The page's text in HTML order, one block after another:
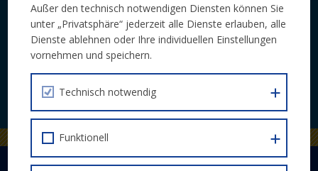
Laufende Neuigkeiten zu Calls und
Veranstaltungen bequem per E-Mail.
JETZT ABONNIEREN
Außer den technisch notwendigen Diensten können Sie
unter „Privatsphäre“ jederzeit alle Dienste erlauben, alle
Dienste ablehnen oder Ihre individuellen Einstellungen
vornehmen und speichern.
Technisch notwendig
Funktionell